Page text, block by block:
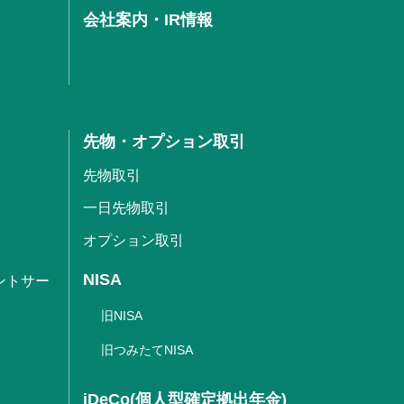
会社案内・IR情報
トサー
先物・オプション取引
先物取引
一日先物取引
オプション取引
NISA
旧NISA
旧つみたてNISA
iDeCo(個人型確定拠出年金)